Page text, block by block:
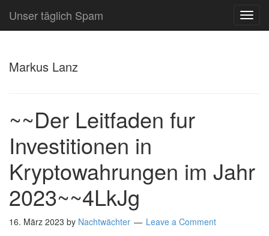
Unser täglich Spam
Markus Lanz
~~Der Leitfaden fur
Investitionen in
Kryptowahrungen im Jahr
2023~~4LkJg
16. März 2023 by Nachtwächter Leave a Comment